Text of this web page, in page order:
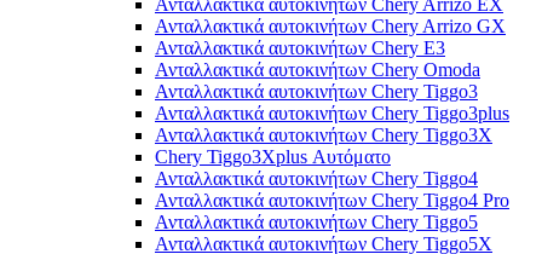
Ανταλλακτικά αυτοκινήτων Chery Arrizo EX
Ανταλλακτικά αυτοκινήτων Chery Arrizo GX
Ανταλλακτικά αυτοκινήτων Chery E3
Ανταλλακτικά αυτοκινήτων Chery Omoda
Ανταλλακτικά αυτοκινήτων Chery Tiggo3
Ανταλλακτικά αυτοκινήτων Chery Tiggo3plus
Ανταλλακτικά αυτοκινήτων Chery Tiggo3X
Chery Tiggo3Xplus Αυτόματο
Ανταλλακτικά αυτοκινήτων Chery Tiggo4
Ανταλλακτικά αυτοκινήτων Chery Tiggo4 Pro
Ανταλλακτικά αυτοκινήτων Chery Tiggo5
Ανταλλακτικά αυτοκινήτων Chery Tiggo5X